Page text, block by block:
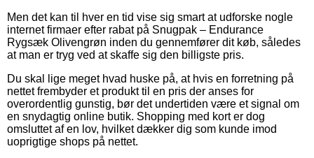
Men det kan til hver en tid vise sig smart at udforske nogle
internet firmaer efter rabat på Snugpak – Endurance
Rygsæk Olivengrøn inden du gennemfører dit køb, således
at man er tryg ved at skaffe sig den billigste pris.
Du skal lige meget hvad huske på, at hvis en forretning på
nettet frembyder et produkt til en pris der anses for
overordentlig gunstig, bør det undertiden være et signal om
en snydagtig online butik. Shopping med kort er dog
omsluttet af en lov, hvilket dækker dig som kunde imod
uoprigtige shops på nettet.